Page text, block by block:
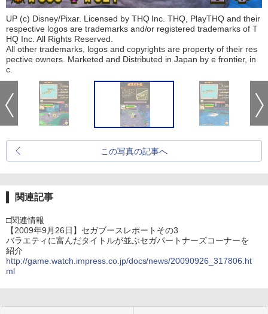
UP (c) Disney/Pixar. Licensed by THQ Inc. THQ, PlayTHQ and their
respective logos are trademarks and/or registered trademarks of T
HQ Inc. All Rights Reserved.
All other trademarks, logos and copyrights are property of their res
pective owners. Marketed and Distributed in Japan by e frontier, in
c.
この写真の記事へ
関連記事
□関連情報
【2009年9月26日】セガブースレポートその3
バラエティに富んだタイトルが並ぶセガパートナーズコーナーを
紹介
http://game.watch.impress.co.jp/docs/news/20090926_317806.ht
ml